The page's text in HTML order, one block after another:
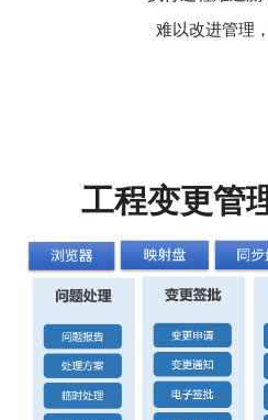
难以改进管理
工程变更管